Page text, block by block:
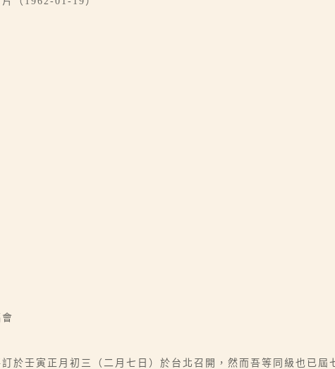
於壬寅正月初三（二月七日）於台北召開，然而吾等同級也已